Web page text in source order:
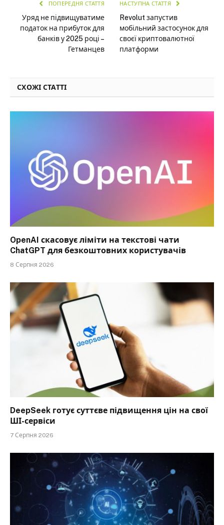
ПОПЕРЕДНЯ СТАТТЯ
Уряд не підвищуватиме
податок на прибуток для
банків у 2025 році –
Гетманцев
НАСТУПНА СТАТТЯ
Revolut запустив
мобільний застосунок для
своєї криптовалютної
платформи
СХОЖІ СТАТТІ
OpenAI скасовує ліміти на текстові чати
ChatGPT для безкоштовних користувачів
8 Серпня 2026
DeepSeek готує суттєве підвищення цін на свої
ШІ-сервіси
7 Серпня 2026